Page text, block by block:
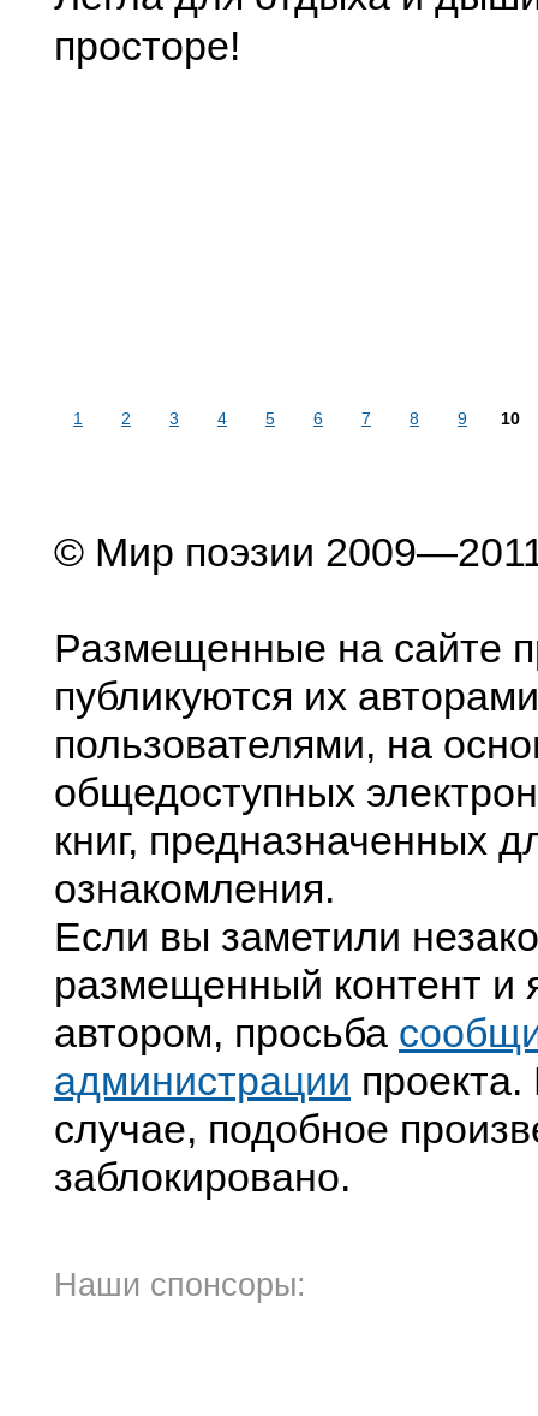
просторе!
1 2 3 4 5 6 7 8 9 10
© Мир поэзии
Размещенные на сайте
публикуются их
пользователями, на
общедоступных
книг, предназначенных
ознакомления.
Если вы заметили
размещенный контент и
автором, просьба
администрации
случае, подобное
заблокировано.
Наши спонсоры: